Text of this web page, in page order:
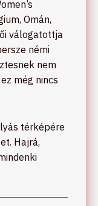
Omán,
válogatottja
némi
nem
még nincs
térképére
Hajrá,